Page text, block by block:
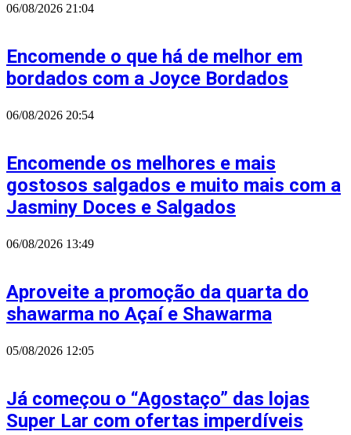
06/08/2026 21:04
Encomende o que há de melhor em
bordados com a Joyce Bordados
06/08/2026 20:54
Encomende os melhores e mais
gostosos salgados e muito mais com a
Jasminy Doces e Salgados
06/08/2026 13:49
Aproveite a promoção da quarta do
shawarma no Açaí e Shawarma
05/08/2026 12:05
Já começou o “Agostaço” das lojas
Super Lar com ofertas imperdíveis